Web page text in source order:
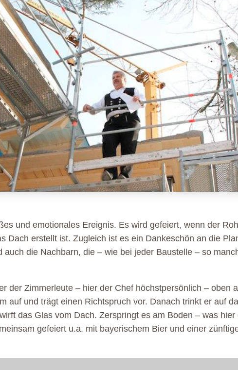
und emotionales Ereignis. Es wird gefeiert, wenn der
Dach erstellt ist. Zugleich ist es ein Dankeschön an die
auch die Nachbarn, die – wie bei jeder Baustelle – so
der Zimmerleute – hier der Chef höchstpersönlich – oben
auf und trägt einen Richtspruch vor. Danach trinkt er auf
das Glas vom Dach. Zerspringt es am Boden – was hier
gefeiert u.a. mit bayerischem Bier und einer